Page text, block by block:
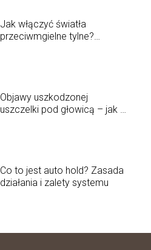
Jak włączyć światła
przeciwmgielne tylne?
Objawy uszkodzonej
uszczelki pod głowicą – jak je
Co to jest auto hold? Zasada
działania i zalety systemu